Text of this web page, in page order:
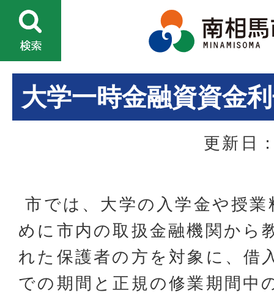
大学一時金融資資金
更新日
市では、大学の入学金や授
めに市内の取扱金融機関から
れた保護者の方を対象に、借
での期間と正規の修業期間中